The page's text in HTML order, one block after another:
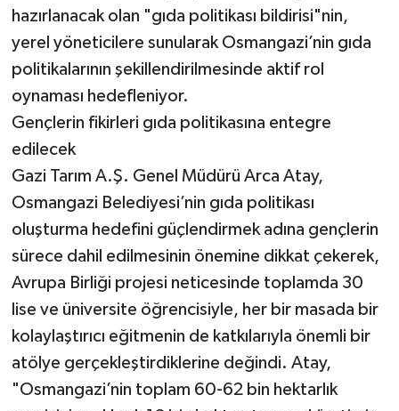
hazırlanacak olan "gıda politikası bildirisi"nin,
yerel yöneticilere sunularak Osmangazi’nin gıda
politikalarının şekillendirilmesinde aktif rol
oynaması hedefleniyor.
Gençlerin fikirleri gıda politikasına entegre
edilecek
Gazi Tarım A.Ş. Genel Müdürü Arca Atay,
Osmangazi Belediyesi’nin gıda politikası
oluşturma hedefini güçlendirmek adına gençlerin
sürece dahil edilmesinin önemine dikkat çekerek,
Avrupa Birliği projesi neticesinde toplamda 30
lise ve üniversite öğrencisiyle, her bir masada bir
kolaylaştırıcı eğitmenin de katkılarıyla önemli bir
atölye gerçekleştirdiklerine değindi. Atay,
"Osmangazi’nin toplam 60-62 bin hektarlık